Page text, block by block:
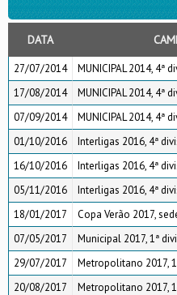
DATA
27/07/2014 MUNICIPAL 2014, 4ª
17/08/2014
MUNICIPAL 2014, 4ª
07/09/2014
MUNICIPAL 2014, 4ª
01/10/2016
Interligas 2016, 4ª
16/10/2016
Interligas 2016, 4ª
05/11/2016
Interligas 2016, 4ª
18/01/2017
Copa Verão 2017,
07/05/2017
Municipal 2017, 1ª
29/07/2017
Metropolitano 2017,
20/08/2017
Metropolitano 2017,